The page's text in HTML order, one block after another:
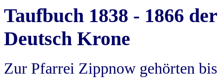
Taufbuch 1838 - 1866
Deutsch Krone
Zur Pfarrei Zippnow gehörten